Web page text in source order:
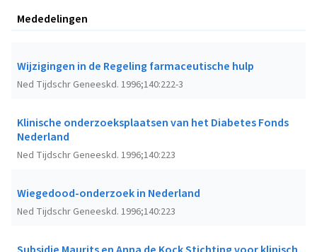
Mededelingen
Wijzigingen in de Regeling farmaceutische hulp
Ned Tijdschr Geneeskd. 1996;140:222-3
Klinische onderzoeksplaatsen van het Diabetes Fonds
Nederland
Ned Tijdschr Geneeskd. 1996;140:223
Wiegedood-onderzoek in Nederland
Ned Tijdschr Geneeskd. 1996;140:223